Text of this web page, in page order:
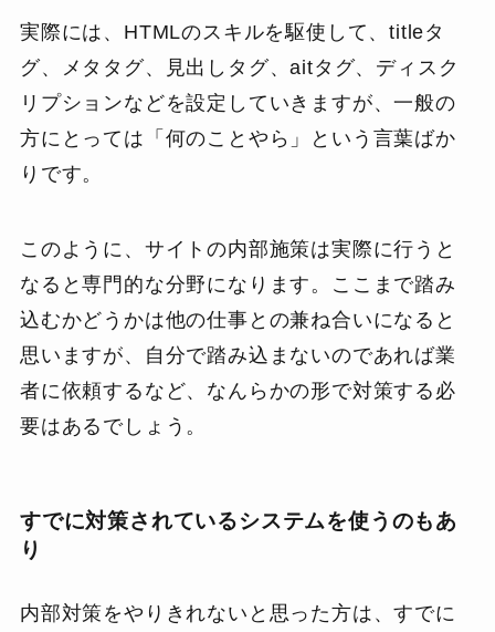
実際には、HTMLのスキルを駆使して、titleタ
グ、メタタグ、見出しタグ、aitタグ、ディスク
リプションなどを設定していきますが、一般の
方にとっては「何のことやら」という言葉ばか
りです。
このように、サイトの内部施策は実際に行うと
なると専門的な分野になります。ここまで踏み
込むかどうかは他の仕事との兼ね合いになると
思いますが、自分で踏み込まないのであれば業
者に依頼するなど、なんらかの形で対策する必
要はあるでしょう。
すでに対策されているシステムを使うのもあ
り
内部対策をやりきれないと思った方は、すでに